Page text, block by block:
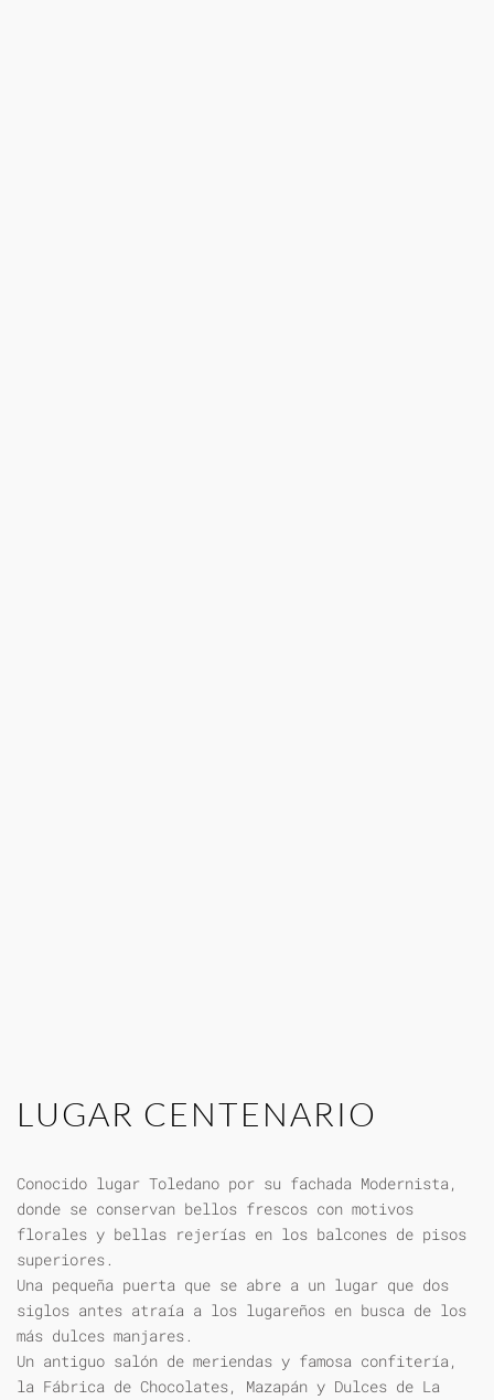
LUGAR CENTENARIO
Conocido lugar Toledano por su fachada Modernista,
donde se conservan bellos frescos con motivos
florales y bellas rejerías en los balcones de pisos
superiores.
Una pequeña puerta que se abre a un lugar que dos
siglos antes atraía a los lugareños en busca de los
más dulces manjares.
Un antiguo salón de meriendas y famosa confitería,
la Fábrica de Chocolates, Mazapán y Dulces de La